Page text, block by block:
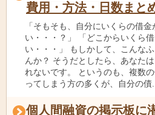
費用・方法・日数まと
「そもそも、自分にいくらの借
い・・・？」 「どこからいくら
い・・・」 もしかして、こんな
んか？ そうだとしたら、あなた
れないです。 というのも、複数
ってしまう方の多くが、自分の債...
個人間融資の掲示板に